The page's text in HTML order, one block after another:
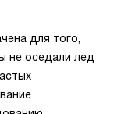
его
насоса. Чем
для того,
не оседали лед